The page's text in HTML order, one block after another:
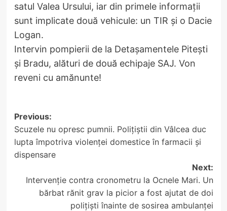
satul Valea Ursului, iar din primele informații
sunt implicate două vehicule: un TIR și o Dacie
Logan.
Intervin pompierii de la Detașamentele Pitești
și Bradu, alături de două echipaje SAJ. Von
reveni cu amănunte!
Post
navigation
Previous:
Scuzele nu opresc pumnii. Polițiștii din Vâlcea duc
lupta împotriva violenței domestice în farmacii și
dispensare
Next:
Intervenție contra cronometru la Ocnele Mari. Un
bărbat rănit grav la picior a fost ajutat de doi
polițiști înainte de sosirea ambulanței